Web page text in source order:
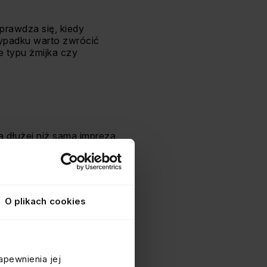
O plikach cookies
jej
się, kiedy
warto zwrócić
typu żmijka czy
niż sama impreza